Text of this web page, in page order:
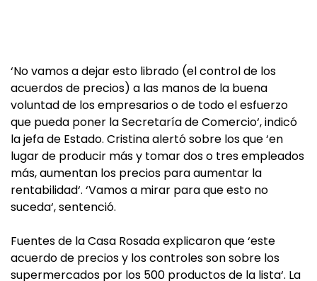
‘No vamos a dejar esto librado (el control de los
acuerdos de precios) a las manos de la buena
voluntad de los empresarios o de todo el esfuerzo
que pueda poner la Secretaría de Comercio‘, indicó
la jefa de Estado. Cristina alertó sobre los que ‘en
lugar de producir más y tomar dos o tres empleados
más, aumentan los precios para aumentar la
rentabilidad‘. ‘Vamos a mirar para que esto no
suceda‘, sentenció.
Fuentes de la Casa Rosada explicaron que ‘este
acuerdo de precios y los controles son sobre los
supermercados por los 500 productos de la lista‘. La